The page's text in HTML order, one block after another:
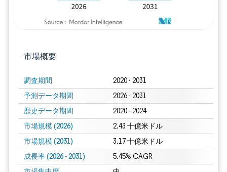
市場概要
調査期間 2020 - 2031
予測データ期間 2026 - 2031
歴史データ期間 2020 - 2024
市場規模 (2026) 2.43 十億米ドル
市場規模 (2031) 3.17 十億米ドル
成長率 (2026 - 2031) 5.45% CAGR